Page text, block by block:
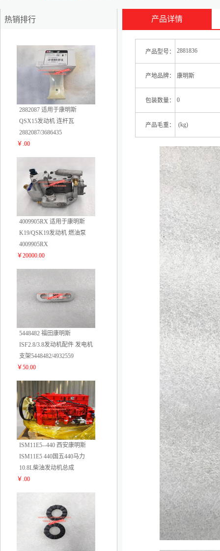
热销排行
2882087 适用于康明斯
QSX15发动机 连杆瓦
2882087/3686435
￥.00
4009905RX 适用于康明斯
K19/QSK19发动机 燃油泵
4009905RX
￥20000.00
5448482 福田康明斯
ISF2.8/3.8发动机配件 发电机
支架5448482/4932559
￥50.00
ISM11E5--440 西安康明斯
ISM11E5 440国五440马力
10.8L柴油发动机总成
￥.00
产品详情
产品型号： 2881836
产地品牌： 康明斯
包装数量： 0
产品毛重： (kg)